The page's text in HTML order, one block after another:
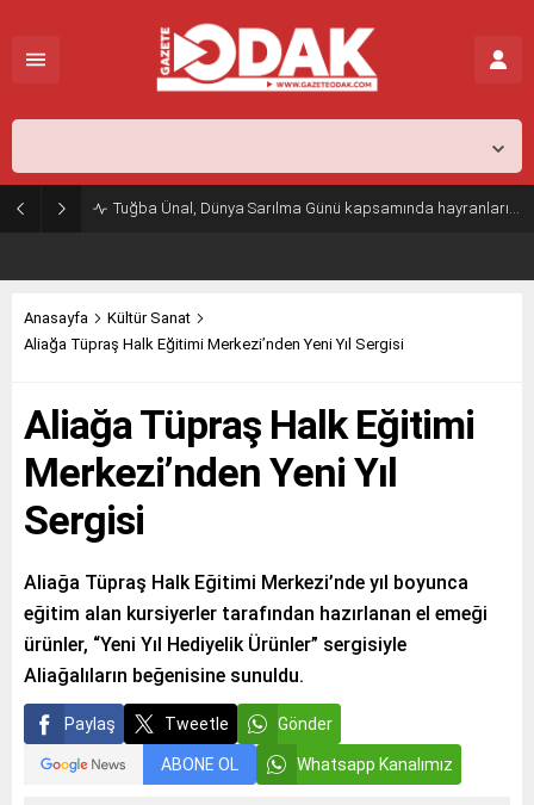
Tuğba Ünal, Dünya Sarılma Günü kapsamında hayranlarıyla buluştu
Anasayfa
Kültür Sanat
Aliağa Tüpraş Halk Eğitimi Merkezi’nden Yeni Yıl Sergisi
Aliağa Tüpraş Halk Eğitimi
Merkezi’nden Yeni Yıl
Sergisi
Aliağa Tüpraş Halk Eğitimi Merkezi’nde yıl boyunca
eğitim alan kursiyerler tarafından hazırlanan el emeği
ürünler, “Yeni Yıl Hediyelik Ürünler” sergisiyle
Aliağalıların beğenisine sunuldu.
Paylaş Tweetle Gönder
ABONE OL Whatsapp Kanalımız